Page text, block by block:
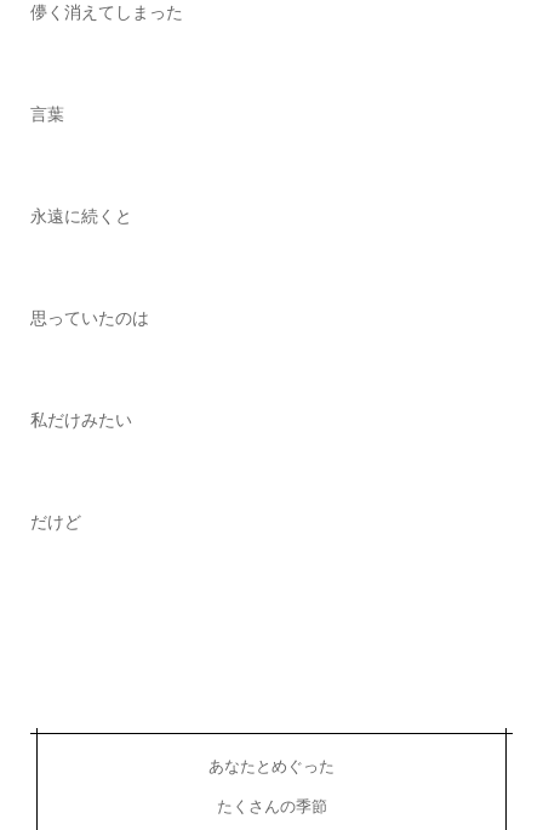
儚く消えてしまった
言葉
永遠に続くと
思っていたのは
私だけみたい
だけど
あなたとめぐった
たくさんの季節